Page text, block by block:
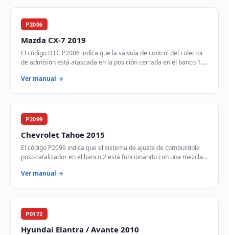
P2006
Mazda CX-7 2019
El código DTC P2006 indica que la válvula de control del colector
de admisión está atascada en la posición cerrada en el banco 1.
Ver manual →
P2099
Chevrolet Tahoe 2015
El código P2099 indica que el sistema de ajuste de combustible
post-catalizador en el banco 2 está funcionando con una mezcla
Ver manual →
P0172
Hyundai Elantra / Avante 2010